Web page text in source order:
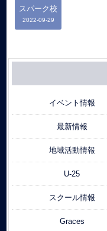
スパーク校
2022-09-29
イベント情報
最新情報
地域活動情報
U-25
スクール情報
Graces